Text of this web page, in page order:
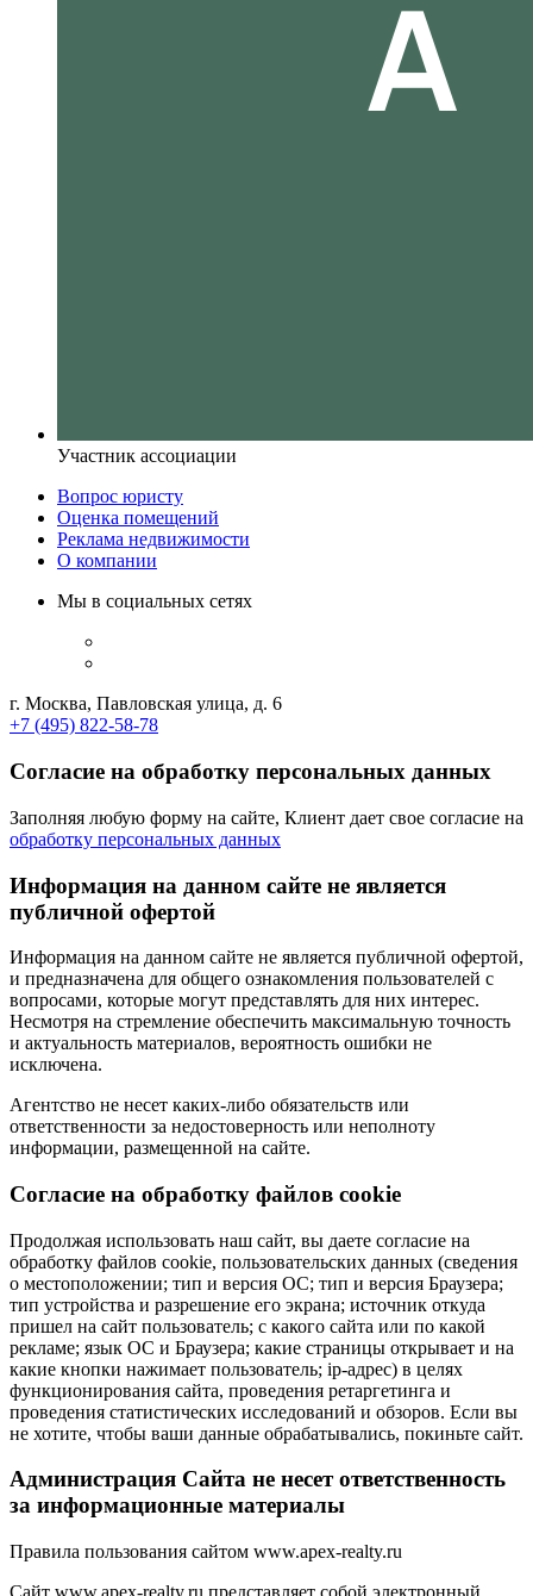
Участник ассоциации
Вопрос юристу
Оценка помещений
Реклама недвижимости
О компании
Мы в социальных сетях
г. Москва, Павловская улица, д. 6
+7 (495) 822-58-78
Согласие на обработку персональных данных
Заполняя любую форму на сайте, Клиент дает свое согласие на
обработку персональных данных
Информация на данном сайте не является
публичной офертой
Информация на данном сайте не является публичной офертой,
и предназначена для общего ознакомления пользователей с
вопросами, которые могут представлять для них интерес.
Несмотря на стремление обеспечить максимальную точность
и актуальность материалов, вероятность ошибки не
исключена.
Агентство не несет каких-либо обязательств или
ответственности за недостоверность или неполноту
информации, размещенной на сайте.
Cогласие на обработку файлов cookie
Продолжая использовать наш сайт, вы даете согласие на
обработку файлов cookie, пользовательских данных (сведения
о местоположении; тип и версия ОС; тип и версия Браузера;
тип устройства и разрешение его экрана; источник откуда
пришел на сайт пользователь; с какого сайта или по какой
рекламе; язык ОС и Браузера; какие страницы открывает и на
какие кнопки нажимает пользователь; ip-адрес) в целях
функционирования сайта, проведения ретаргетинга и
проведения статистических исследований и обзоров. Если вы
не хотите, чтобы ваши данные обрабатывались, покиньте сайт.
Администрация Сайта не несет ответственность
за информационные материалы
Правила пользования сайтом www.apex-realty.ru
Сайт www.apex-realty.ru представляет собой электронный